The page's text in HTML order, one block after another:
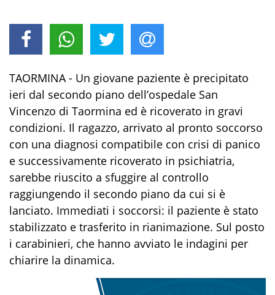
TAORMINA - Un giovane paziente è precipitato
ieri dal secondo piano dell’ospedale San
Vincenzo di Taormina ed è ricoverato in gravi
condizioni. Il ragazzo, arrivato al pronto soccorso
con una diagnosi compatibile con crisi di panico
e successivamente ricoverato in psichiatria,
sarebbe riuscito a sfuggire al controllo
raggiungendo il secondo piano da cui si è
lanciato. Immediati i soccorsi: il paziente è stato
stabilizzato e trasferito in rianimazione. Sul posto
i carabinieri, che hanno avviato le indagini per
chiarire la dinamica.